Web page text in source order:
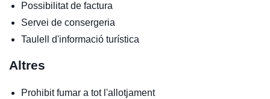
Possibilitat de factura
Servei de consergeria
Taulell d'informació turística
Altres
Prohibit fumar a tot l'allotjament